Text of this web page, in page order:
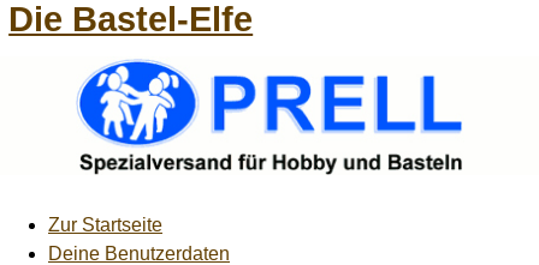
Die Bastel-Elfe
Zur Startseite
Deine Benutzerdaten